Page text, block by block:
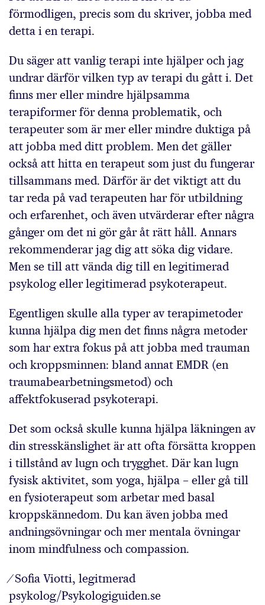
förmodligen, precis som du skriver, jobba med
detta i en terapi.
Du säger att vanlig terapi inte hjälper och jag
undrar därför vilken typ av terapi du gått i. Det
finns mer eller mindre hjälpsamma
terapiformer för denna problematik, och
terapeuter som är mer eller mindre duktiga på
att jobba med ditt problem. Men det gäller
också att hitta en terapeut som just du fungerar
tillsammans med. Därför är det viktigt att du
tar reda på vad terapeuten har för utbildning
och erfarenhet, och även utvärderar efter några
gånger om det ni gör går åt rätt håll. Annars
rekommenderar jag dig att söka dig vidare.
Men se till att vända dig till en legitimerad
psykolog eller legitimerad psyko­terapeut.
Egentligen skulle alla typer av terapimetoder
kunna hjälpa dig men det finns några metoder
som har extra fokus på att jobba med trauman
och kroppsminnen: bland annat EMDR (en
traumabearbetningsmetod) och
affektfokuserad psykoterapi.
Det som också skulle kunna hjälpa läkningen av
din stresskänslighet är att ofta försätta kroppen
i tillstånd av lugn och trygghet. Där kan lugn
fysisk aktivitet, som yoga, hjälpa – ­eller gå till
en fysioterapeut som arbetar med basal
kroppskännedom. Du kan även jobba med
andningsövningar och mer mentala övningar
inom mindfulness och compassion.
⁄ Sofia Viotti, legitmerad
psykolog/Psykologiguiden.se